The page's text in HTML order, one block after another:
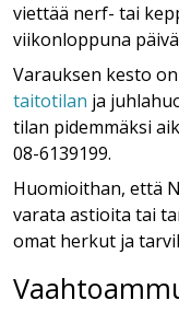
viettää nerf- tai
viikonloppuna
Varauksen kesto
taitotilan ja
tilan pidemmäksi
08-6139199.
Huomioithan, että
varata astioita tai
omat herkut ja